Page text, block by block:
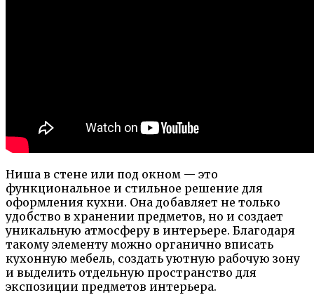
Ниша в стене или под окном — это
функциональное и стильное решение для
оформления кухни. Она добавляет не только
удобство в хранении предметов, но и создает
уникальную атмосферу в интерьере. Благодаря
такому элементу можно органично вписать
кухонную мебель, создать уютную рабочую зону
и выделить отдельную пространство для
экспозиции предметов интерьера.